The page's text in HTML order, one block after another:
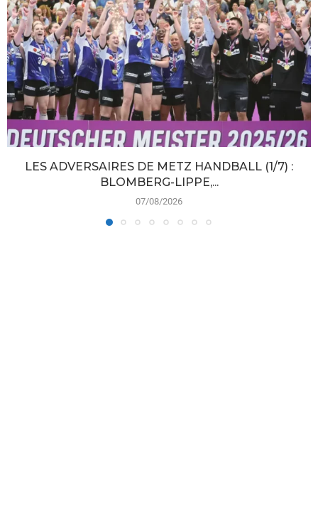
LES ADVERSAIRES DE METZ HANDBALL (1/7) :
BLOMBERG-LIPPE,...
07/08/2026